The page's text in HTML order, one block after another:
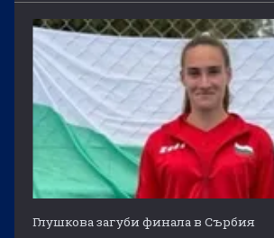
Глушкова загуби финала в Сърбия